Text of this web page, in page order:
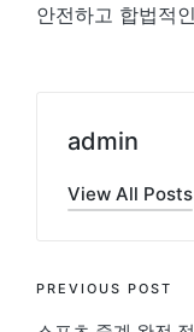
안전하고 합법적
admin
View All Posts
Post
PREVIOUS POST